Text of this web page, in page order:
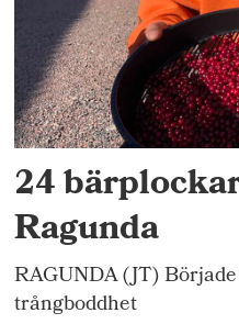
24
Ragunda
RAGUNDA (JT)
trångboddhet